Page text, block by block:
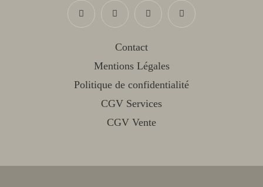
Contact
Mentions Légales
Politique de confidentialité
CGV Services
CGV Vente